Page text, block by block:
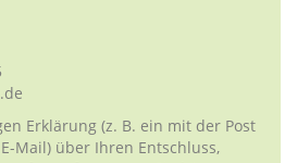
Erklärung (z. B. ein mit der Post
Mail) über Ihren Entschluss,